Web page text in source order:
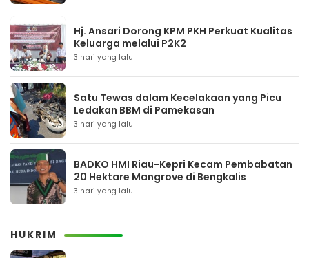
Hj. Ansari Dorong KPM PKH Perkuat Kualitas
Keluarga melalui P2K2
3 hari yang lalu
Satu Tewas dalam Kecelakaan yang Picu
Ledakan BBM di Pamekasan
3 hari yang lalu
BADKO HMI Riau-Kepri Kecam Pembabatan
20 Hektare Mangrove di Bengkalis
3 hari yang lalu
HUKRIM